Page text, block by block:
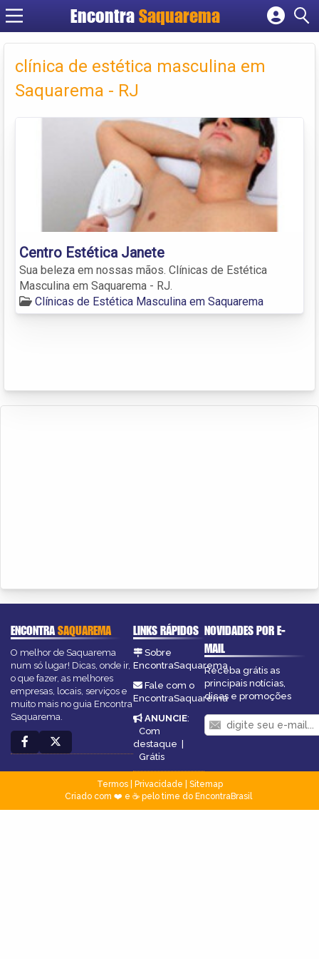
Encontra Saquarema
Cadastrar empresa
Criar conta
clínica de estética masculina em
Saquarema - RJ
Centro Estética Janete
Sua beleza em nossas mãos. Clínicas de Estética
Masculina em Saquarema - RJ.
Clínicas de Estética Masculina em Saquarema
ENCONTRASAQUAREMA
O melhor de Saquarema
num só lugar! Dicas, onde ir,
o que fazer, as melhores
empresas, locais, serviços e
muito mais no guia Encontra
Saquarema.
LINKS RÁPIDOS
Sobre
EncontraSaquarema
Fale com o
EncontraSaquarema
ANUNCIE:
Com
destaque |
Grátis
NOVIDADES POR E-
MAIL
Receba grátis as
principais notícias,
dicas e promoções
Termos| Privacidade
Sitemap
Criado com ❤️ e ☕ pelo time do EncontraBrasil